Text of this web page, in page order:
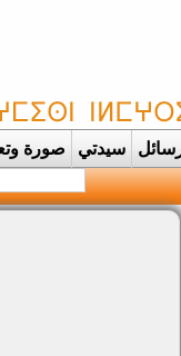
سيدتي صورة